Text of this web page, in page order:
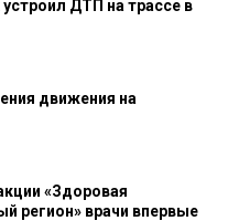
ДТП на трассе в
движения на
«Здоровая
регион» врачи впервые